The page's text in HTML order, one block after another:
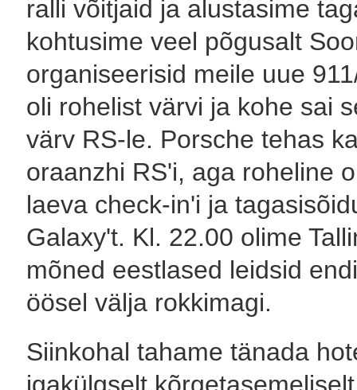
ralli võitjaid ja alustasime
kohtusime veel põgusalt
organiseerisid meile uue
oli rohelist värvi ja kohe sai
värv RS-le. Porsche tehas
oraanzhi RS'i, aga roheline
laeva check-in'i ja
Galaxy't. Kl. 22.00 olime
mõned eestlased leidsid
öösel välja rokkimagi.
Siinkohal tahame tänada